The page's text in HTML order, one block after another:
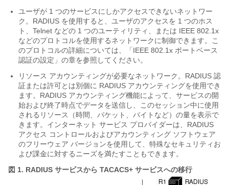
ユーザが 1 つのサービスにしかアクセスできないネットワー
ク。RADIUS を使用すると、ユーザのアクセスを 1 つのホス
ト、Telnet などの 1 つのユーティリティ、または IEEE 802.1x
などのプロトコルを使用するネットワークに制御できます。こ
のプロトコルの詳細については、「IEEE 802.1x ポートベース
認証の設定 」の章を参照してください。
リソース アカウンティングが必要なネットワーク。RADIUS 認
証または許可とは別個に RADIUS アカウンティングを使用でき
ます。RADIUS アカウンティング機能によって、サービスの開
始および終了時点でデータを送信し、このセッション中に使用
されるリソース（時間、パケット、バイトなど）の量を表示で
きます。インターネット サービス プロバイダーは、RADIUS
アクセス コントロールおよびアカウンティング ソフトウェア
のフリーウェア バージョンを使用して、特殊なセキュリティお
よび課金に対するニーズを満たすこともできます。
図 1. RADIUS サービスから TACACS+ サービスへの移行